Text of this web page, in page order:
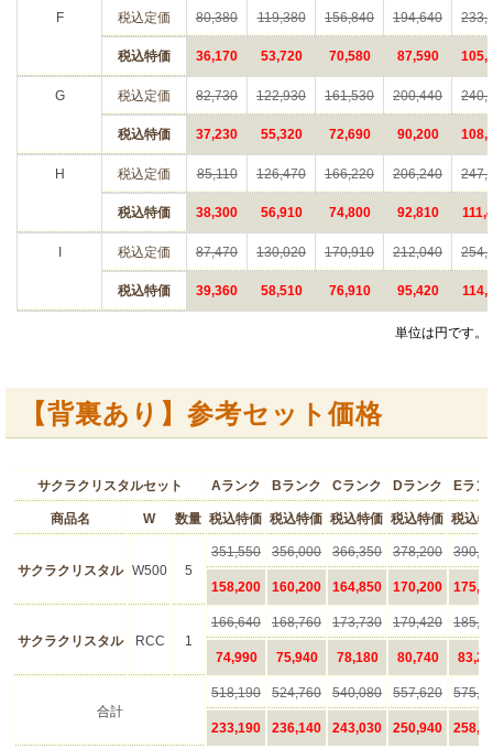
F 税込定価 80,380 119,380 156,840 194,640
税込特価 36,170 53,720 70,580 87,590
G 税込定価 82,730 122,930 161,530 200,440
税込特価 37,230 55,320 72,690 90,200
H 税込定価 85,110 126,470 166,220 206,240
税込特価 38,300 56,910 74,800 92,810
税込定価 87,470 130,020 170,910 212,040
税込特価 39,360 58,510 76,910 95,420
単位は円です。
【背裏あり】参考セット価格